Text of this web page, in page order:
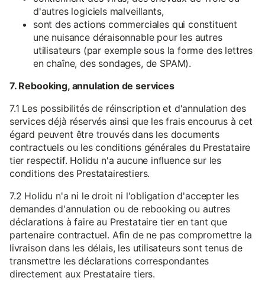
d'autres logiciels malveillants,
sont des actions commerciales qui constituent
une nuisance déraisonnable pour les autres
utilisateurs (par exemple sous la forme des lettres
en chaîne, des sondages, de SPAM).
7. Rebooking, annulation de services
7.1 Les possibilités de réinscription et d'annulation des
services déjà réservés ainsi que les frais encourus à cet
égard peuvent être trouvés dans les documents
contractuels ou les conditions générales du Prestataire
tier respectif. Holidu n'a aucune influence sur les
conditions des Prestatairestiers.
7.2 Holidu n'a ni le droit ni l'obligation d'accepter les
demandes d'annulation ou de rebooking ou autres
déclarations à faire au Prestataire tier en tant que
partenaire contractuel. Afin de ne pas compromettre la
livraison dans les délais, les utilisateurs sont tenus de
transmettre les déclarations correspondantes
directement aux Prestataire tiers.